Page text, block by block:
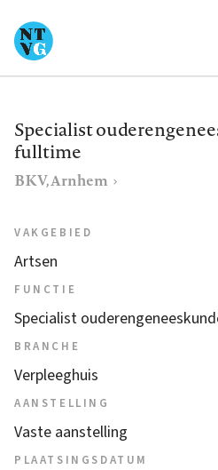
naar
de
gaan
Specialist
fulltime
BKV, Arnhem
VAKGEBIED
Artsen
FUNCTIE
Specialist
BRANCHE
Verpleeghuis
AANSTELLING
Vaste aanstelling
PLAATSINGSDATUM